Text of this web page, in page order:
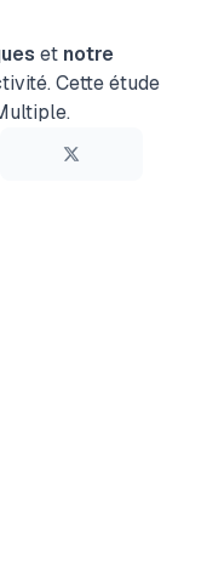
et notre
Cette étude